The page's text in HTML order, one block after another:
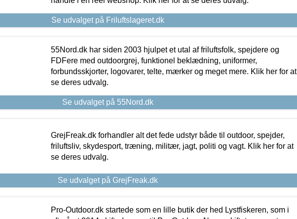
Se udvalget på Friluftslageret.dk
55Nord.dk har siden 2003 hjulpet et utal af friluftsfolk, spejdere og
FDFere med outdoorgrej, funktionel beklædning, uniformer,
forbundsskjorter, logovarer, telte, mærker og meget mere. Klik her for at
se deres udvalg.
Se udvalget på 55Nord.dk
GrejFreak.dk forhandler alt det fede udstyr både til outdoor, spejder,
friluftsliv, skydesport, træning, militær, jagt, politi og vagt. Klik her for at
se deres udvalg.
Se udvalget på GrejFreak.dk
Pro-Outdoor.dk startede som en lille butik der hed Lystfiskeren, som i